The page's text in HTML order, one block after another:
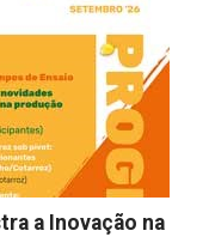
a Inovação na